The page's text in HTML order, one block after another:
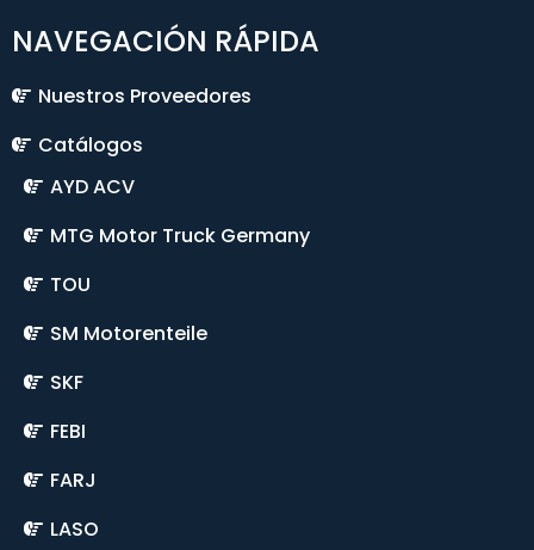
NAVEGACIÓN RÁPIDA
Nuestros Proveedores
Catálogos
AYD ACV
MTG Motor Truck Germany
TOU
SM Motorenteile
SKF
FEBI
FARJ
LASO